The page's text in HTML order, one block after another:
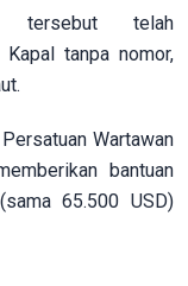
tersebut telah
tanpa nomor,
Wartawan
bantuan
65.500 USD)